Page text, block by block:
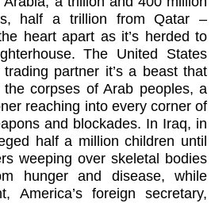
half a trillion from Qatar –
heart apart as it’s herded to
The United States
trading partner it’s a beast that
corpses of Arab peoples, a
reaching into every corner of
and blockades. In Iraq, in
half a million children until
weeping over skeletal bodies
hunger and disease, while
America’s foreign secretary,